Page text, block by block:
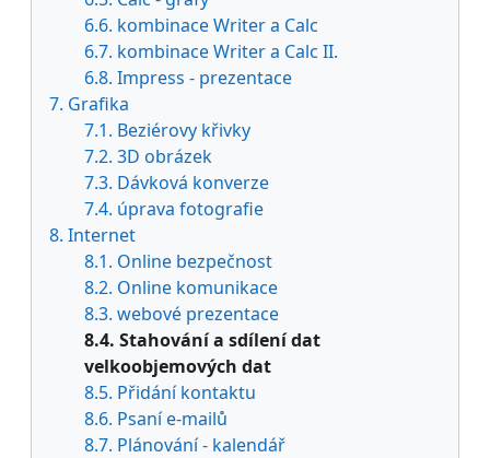
6.6. kombinace Writer a Calc
6.7. kombinace Writer a Calc II.
6.8. Impress - prezentace
7. Grafika
7.1. Beziérovy křivky
7.2. 3D obrázek
7.3. Dávková konverze
7.4. úprava fotografie
8. Internet
8.1. Online bezpečnost
8.2. Online komunikace
8.3. webové prezentace
8.4. Stahování a sdílení dat
velkoobjemových dat
8.5. Přidání kontaktu
8.6. Psaní e-mailů
8.7. Plánování - kalendář